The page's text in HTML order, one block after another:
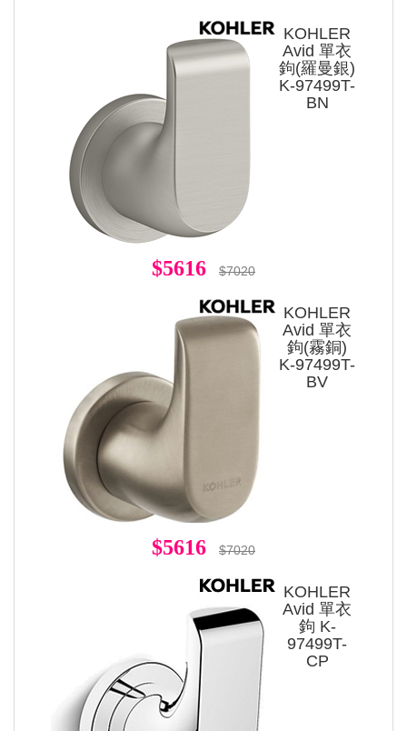
KOHLER
Avid 單衣
鉤(羅曼銀)
K-97499T-
BN
$5616 $7020
KOHLER
Avid 單衣
鉤(霧銅)
K-97499T-
BV
$5616 $7020
KOHLER
Avid 單衣
鉤 K-
97499T-
CP